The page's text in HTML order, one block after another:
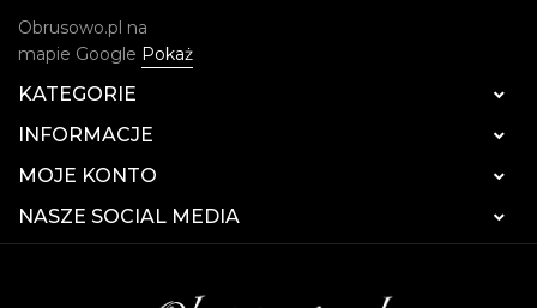
Obrusowo.pl na
mapie Google Pokaż
KATEGORIE 
INFORMACJE 
MOJE KONTO 
NASZE SOCIAL MEDIA 